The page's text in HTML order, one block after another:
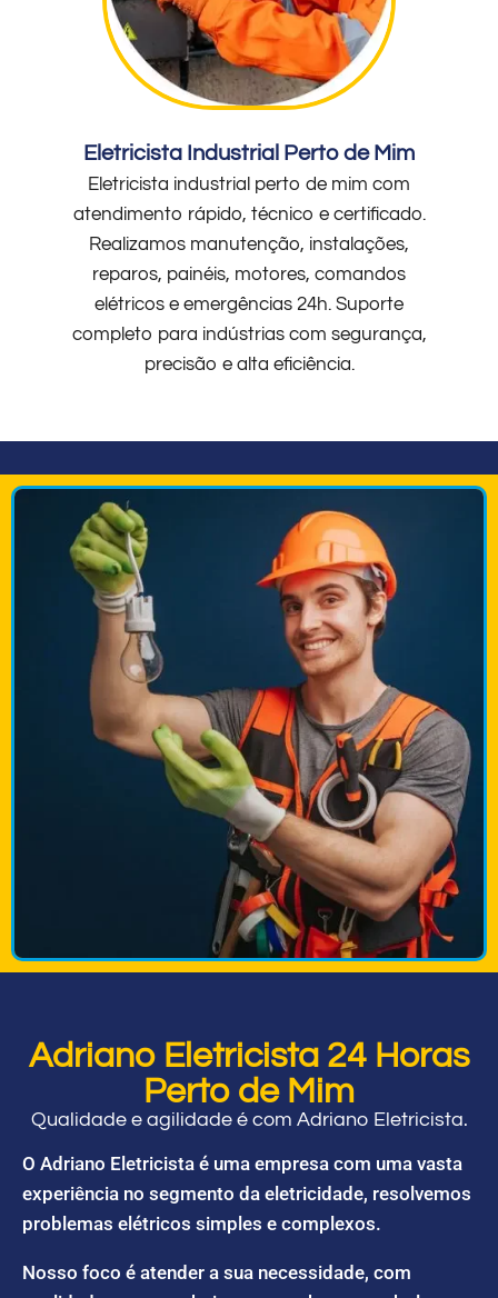
Eletricista Industrial Perto de Mim
Eletricista industrial perto de mim com
atendimento rápido, técnico e certificado.
Realizamos manutenção, instalações,
reparos, painéis, motores, comandos
elétricos e emergências 24h. Suporte
completo para indústrias com segurança,
precisão e alta eficiência.
Adriano Eletricista 24 Horas
Perto de Mim
Qualidade e agilidade é com Adriano Eletricista.
O Adriano Eletricista é uma empresa com uma vasta
experiência no segmento da eletricidade, resolvemos
problemas elétricos simples e complexos.
Nosso foco é atender a sua necessidade, com